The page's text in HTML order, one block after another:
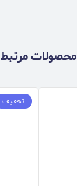
محصولات مرتبط
تخفیف